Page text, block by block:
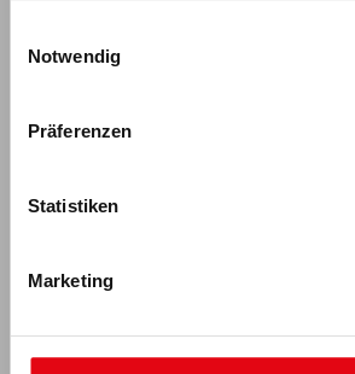
Notwendig
Präferenzen
Statistiken
Marketing
Ihre Hausaufgaben und setzen Sie die
hat mehrere